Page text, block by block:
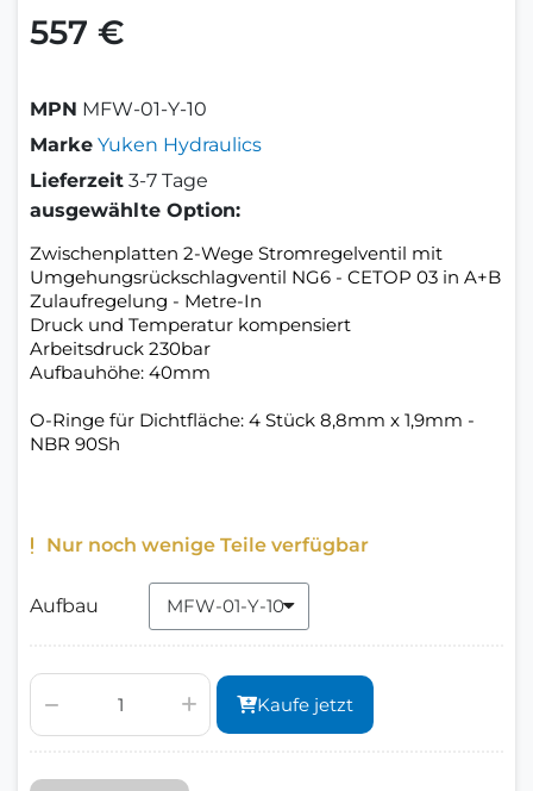
557 €
MPN MFW-01-Y-10
Marke Yuken Hydraulics
Lieferzeit 3-7 Tage
ausgewählte Option:
Zwischenplatten 2-Wege Stromregelventil mit
Umgehungsrückschlagventil NG6 - CETOP 03 in A+B
Zulaufregelung - Metre-In
Druck und Temperatur kompensiert
Arbeitsdruck 230bar
Aufbauhöhe: 40mm
O-Ringe für Dichtfläche: 4 Stück 8,8mm x 1,9mm -
NBR 90Sh
Nur noch wenige Teile verfügbar
Aufbau
Kaufe jetzt